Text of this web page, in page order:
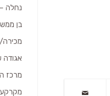
נחלה –
בן
אגודה
מרכז